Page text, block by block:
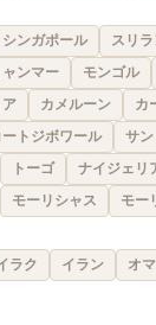
シンガポール スリ
ャンマー モンゴル
ア カメルーン カ
ートジボワール サ
トーゴ ナイジェリ
モーリシャス モー
ラク イラン オ